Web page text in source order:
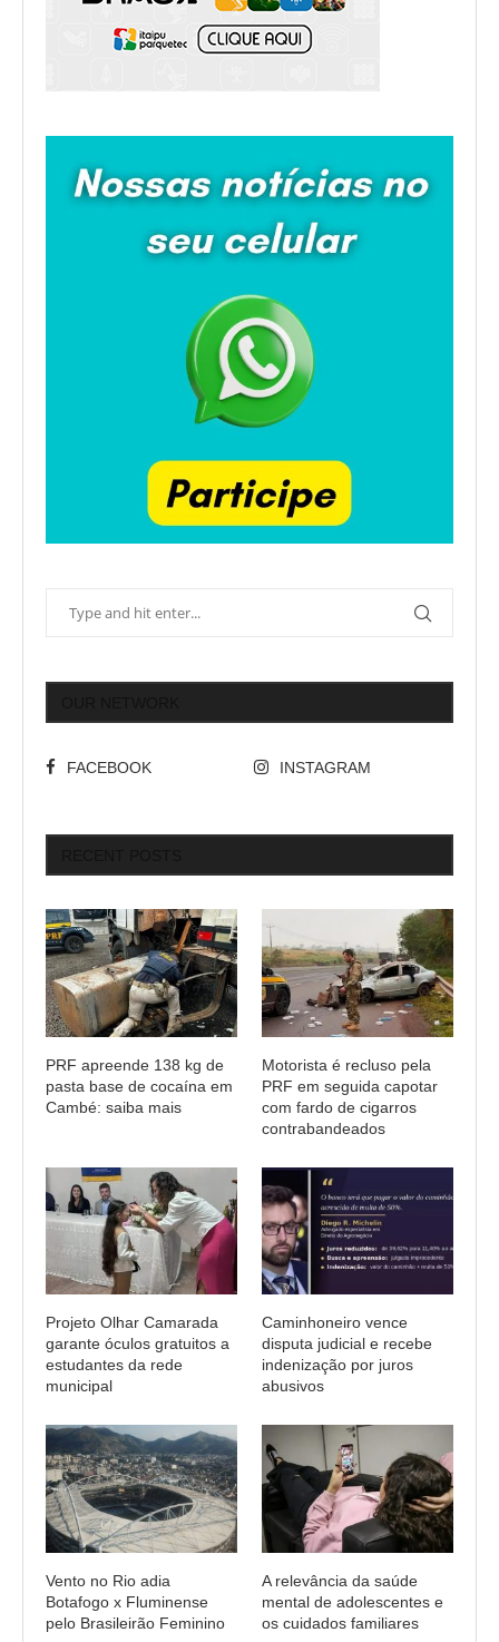
FACEBOOK INSTAGRAM
PRF apreende 138 kg de
pasta base de cocaína em
Cambé: saiba mais
Motorista é recluso pela
PRF em seguida capotar
com fardo de cigarros
contrabandeados
Projeto Olhar Camarada
garante óculos gratuitos a
estudantes da rede
municipal
Caminhoneiro vence
disputa judicial e recebe
indenização por juros
abusivos
Vento no Rio adia
Botafogo x Fluminense
pelo Brasileirão Feminino
A relevância da saúde
mental de adolescentes e
os cuidados familiares